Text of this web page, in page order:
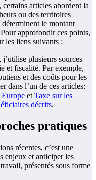
articles abordent la
ou des territoires
le montant
approfondir ces points,
les liens suivants :
plusieurs sources
et fiscalité. Par exemple,
et des coûts pour les
dans l’un de ces articles:
Europe et Taxe sur les
décrits.
pratiques
récentes, c’est une
enjeux et anticiper les
présentés sous forme